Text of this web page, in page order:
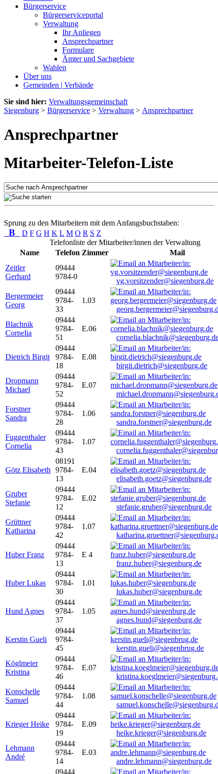
Bürgerservice
Bürgerserviceportal
Verwaltung
Ihr Anliegen
Ansprechpartner
Formulare
Ämter und Sachgebiete
Wahlen
Über uns
Gemeinden | Verbände
Sie sind hier: Verwaltungsgemeinschaft
Siegenburg > Bürgerservice > Verwaltung > Ansprechpartner
Ansprechpartner
Mitarbeiter-Telefon-Liste
Sprung zu den Mitarbeitern mit dem Anfangsbuchstaben:
B D F G H K L M O R S Z
Telefonliste der Mitarbeiter/innen der Verwaltung
Name
Telefon Zimmer
Mail
Zeitler
Gerhard
09444
9784-0
vg.vorsitzender@siegenburg.de
Bergermeier
Georg
09444
9784-
33
1.03
Blachnik
Cornelia
09444
9784-
51
E.06
Dietrich Birgit
09444
9784-
18
E.08
birgit.dietrich@siegenburg.de
Dropmann
Michael
09444
9784-
52
E.07
Forstner
Sandra
09444
9784-
28
1.06
sandra.forstner@siegenburg.de
Fuggenthaler
Cornelia
09444
9784-
43
1.07
Götz Elisabeth
08191
9784-
13
E.04
elisabeth.goetz@siegenburg.de
Gruber
Stefanie
09444
9784-
12
E.02
stefanie.gruber@siegenburg.de
Grüttner
Katharina
09444
9784-
42
1.07
Huber Franz
09444
9784-
13
E 4
franz.huber@siegenburg.de
Huber Lukas
09444
9784-
30
1.01
lukas.huber@siegenburg.de
Hund Agnes
09444
9784-
37
1.05
agnes.hund@siegenburg.de
Kerstin Gueli
09444
9784-
45
kerstin.gueli@siegenbrug.de
Köglmeier
Kristina
09444
9784-
46
E.07
Konschelle
Samuel
09444
9784-
44
1.08
Krieger Heike
09444
9784-
19
E.09
heike.krieger@siegenburg.de
Lehmann
André
09444
9784-
14
E.03
andre.lehmann@siegenburg.de
09444